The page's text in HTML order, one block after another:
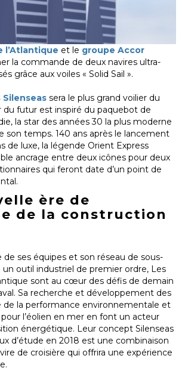
l’Atlantique et le groupe Accor
la commande de deux navires ultra-
grâce aux voiles « Solid Sail ».
Silenseas sera le plus grand voilier du
du futur est inspiré du paquebot de
la star des années 30 la plus moderne
son temps. 140 ans après le lancement
de luxe, la légende Orient Express
ancrage entre deux icônes pour deux
qui feront date d’un point de
ère de
de la construction
de ses équipes et son réseau de sous-
un outil industriel de premier ordre, Les
sont au cœur des défis de demain
Sa recherche et développement des
de la performance environnementale et
l’éolien en mer en font un acteur
énergétique. Leur concept Silenseas
d’étude en 2018 est une combinaison
de croisière qui offrira une expérience